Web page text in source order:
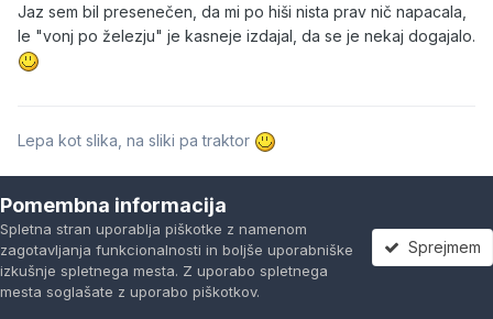
Jaz sem bil presenečen, da mi po hiši nista prav nič napacala,
le "vonj po železju" je kasneje izdajal, da se je nekaj dogajalo.
Citiraj
Lepa kot slika, na sliki pa traktor
PREJŠNJA Stran 18 od 19
Pomembna informacija
Spletna stran uporablja piškotke z namenom
zagotavljanja funkcionalnosti in boljše uporabniške
izkušnje spletnega mesta. Z uporabo spletnega
mesta soglašate z uporabo piškotkov.
Sprejmem
Forumi Neprebrano Prijavi se